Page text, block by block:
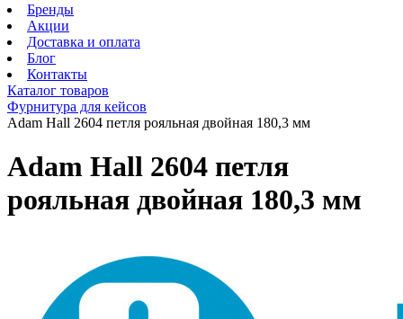
Бренды
Акции
Доставка и оплата
Блог
Контакты
Каталог товаров
Фурнитура для кейсов
Adam Hall 2604 петля рояльная двойная 180,3 мм
Adam Hall 2604 петля
рояльная двойная 180,3 мм